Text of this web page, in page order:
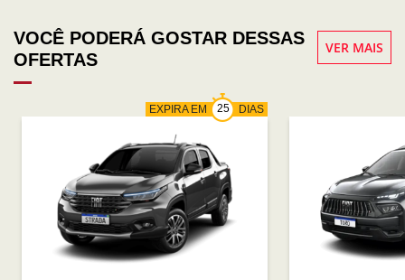
VOCÊ PODERÁ GOSTAR DESSAS
OFERTAS
VER MAIS
EXPIRA EM DIAS